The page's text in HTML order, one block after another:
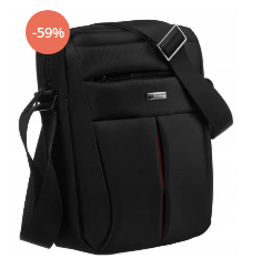
-59%